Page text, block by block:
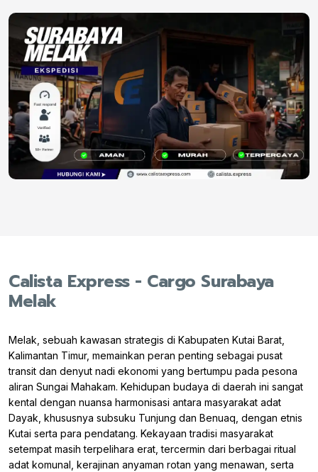
Calista Express - Cargo Surabaya
Melak
Melak, sebuah kawasan strategis di Kabupaten Kutai Barat,
Kalimantan Timur, memainkan peran penting sebagai pusat
transit dan denyut nadi ekonomi yang bertumpu pada pesona
aliran Sungai Mahakam. Kehidupan budaya di daerah ini sangat
kental dengan nuansa harmonisasi antara masyarakat adat
Dayak, khususnya subsuku Tunjung dan Benuaq, dengan etnis
Kutai serta para pendatang. Kekayaan tradisi masyarakat
setempat masih terpelihara erat, tercermin dari berbagai ritual
adat komunal, kerajinan anyaman rotan yang menawan, serta